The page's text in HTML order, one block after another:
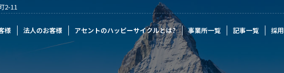
2-11
様 法人のお客様 アセントのハッピーサイクルとは? 事業所一覧 記事一覧 採
様 事業所一覧